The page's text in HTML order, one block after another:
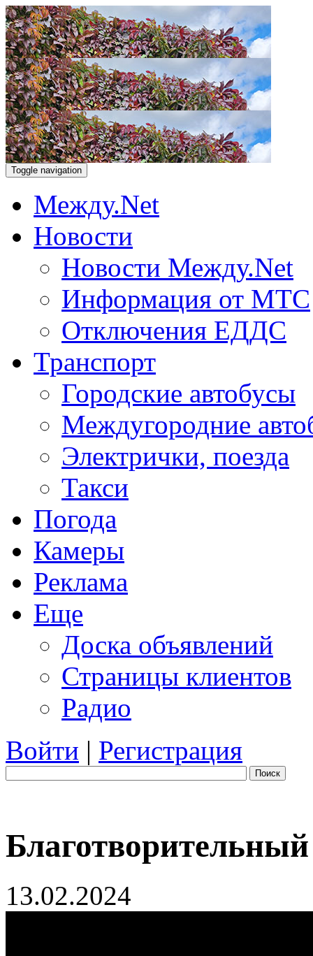
Toggle navigation
Между.Net
Новости
Новости Между.Net
Информация от МТС
Отключения ЕДДС
Транспорт
Городские автобусы
Междугородние
Электрички, поезда
Такси
Погода
Камеры
Реклама
Еще
Доска объявлений
Страницы клиентов
Радио
Войти | Регистрация
Поиск
13.02.2024